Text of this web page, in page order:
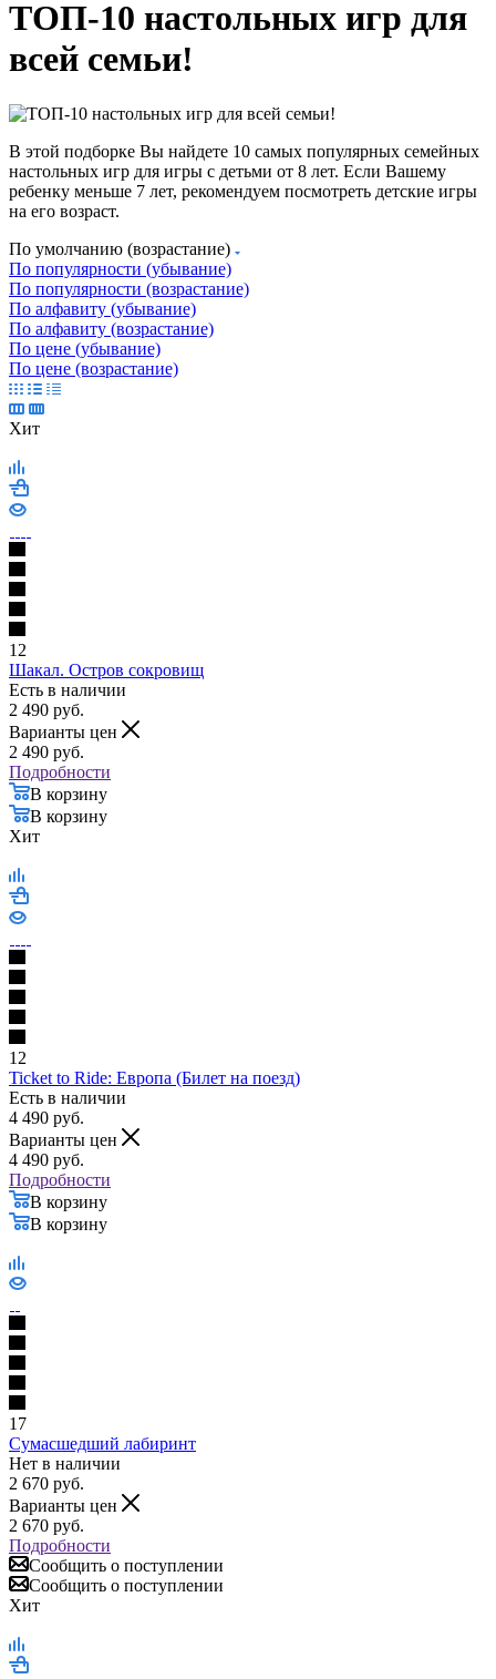
ТОП-10 настольных игр для
всей семьи!
В этой подборке Вы найдете 10 самых популярных семейных
настольных игр для игры с детьми от 8 лет. Если Вашему
ребенку меньше 7 лет, рекомендуем посмотреть детские игры
на его возраст.
По умолчанию (возрастание)
По популярности (убывание)
По популярности (возрастание)
По алфавиту (убывание)
По алфавиту (возрастание)
По цене (убывание)
По цене (возрастание)
Хит
12
Шакал. Остров сокровищ
Есть в наличии
2 490 руб.
Варианты цен
2 490 руб.
Подробности
В корзину
В корзину
Хит
12
Ticket to Ride: Европа (Билет на поезд)
Есть в наличии
4 490 руб.
Варианты цен
4 490 руб.
Подробности
В корзину
В корзину
17
Сумасшедший лабиринт
Нет в наличии
2 670 руб.
Варианты цен
2 670 руб.
Подробности
Сообщить о поступлении
Сообщить о поступлении
Хит